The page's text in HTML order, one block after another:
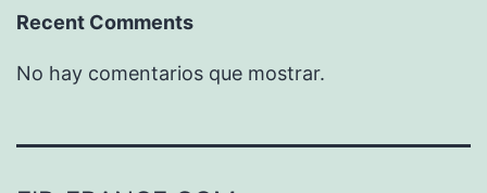
Recent Comments
No hay comentarios que mostrar.